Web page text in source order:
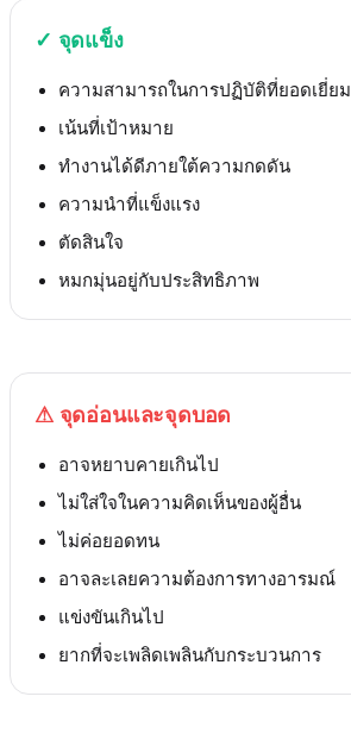
✓ จุดแข็ง
ความสามารถในการปฏิบัติที่ยอดเยี่ยม
เน้นที่เป้าหมาย
ทำงานได้ดีภายใต้ความกดดัน
ความนำที่แข็งแรง
ตัดสินใจ
หมกมุ่นอยู่กับประสิทธิภาพ
⚠ จุดอ่อนและจุดบอด
อาจหยาบคายเกินไป
ไม่ใส่ใจในความคิดเห็นของผู้อื่น
ไม่ค่อยอดทน
อาจละเลยความต้องการทางอารมณ์
แข่งขันเกินไป
ยากที่จะเพลิดเพลินกับกระบวนการ